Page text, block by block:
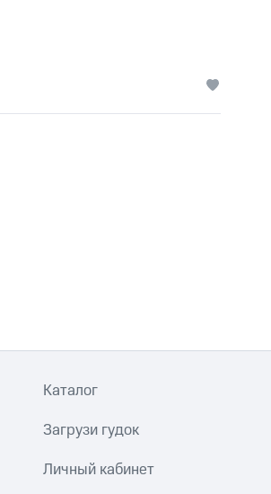
Каталог
Загрузи гудок
Личный кабинет